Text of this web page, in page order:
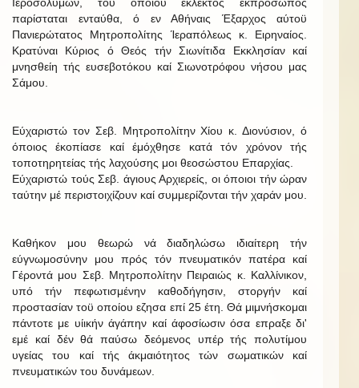
παρίσταται ενταύθα, ό εν Αθήναις Έξαρχος αύτοϋ
Πανιερώτατος Μητροπολίτης Ίεραπόλεως κ. Ειρηναίος.
Κρατύναι Κύριος ό Θεός τήν Σιωνίτιδα Εκκλησίαν καί
μνησθείη τής ευσεβοτόκου καί Σιωνοτρόφου νήσου μας
Σάμου.
Εύχαριστώ τον Σεβ. Μητροπολίτην Χίου κ. Διονύσιον, ό
όποιος έκοπίασε καί έμόχθησε κατά τόν χρόνον τής
τοποτηρητείας τής λαχούσης μοι θεοσώστου Επαρχίας.
Εύχαριστώ τούς Σεβ. άγιους Αρχιερείς, οι όποιοι τήν ώραν
ταύτην μέ περιστοιχίζουν καί συμμερίζονται τήν χαράν μου.
Καθήκον μου θεωρώ νά διαδηλώσω ιδιαίτερη τήν
εύγνωμοσύνην μου πρός τόν πνευματικόν πατέρα καί
Γέροντά μου Σεβ. Μητροπολίτην Πειραιώς κ. Καλλίνικον,
υπό τήν πεφωτισμένην καθοδήγησιν, στοργήν καί
προστασίαν τοϋ οποίου εζησα επί 25 έτη. Θά μιμνήσκομαι
πάντοτε με υίικήν άγάπην καί άφοσίωσιν όσα επραξε δι'
εμέ καί δέν θά παύσω δεόμενος υπέρ τής πολυτίμου
υγείας του καί τής άκμαιότητος τών σωματικών καί
πνευματικών του δυνάμεων.